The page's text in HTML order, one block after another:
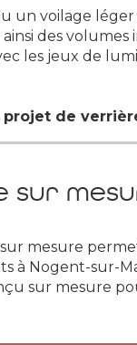
un voilage
des
les jeux de
projet de
sur
mesure
à Nogent-sur-
sur mesure